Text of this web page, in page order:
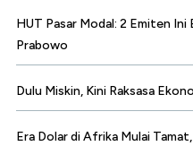
HUT Pasar Modal: 2 Emiten
Prabowo
Dulu Miskin, Kini Raksasa
Era Dolar di Afrika Mulai